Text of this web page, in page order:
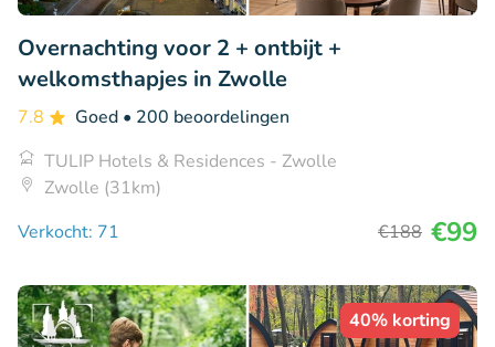
Overnachting voor 2 + ontbijt +
welkomsthapjes in Zwolle
7.8 Goed • 200 beoordelingen
TULIP Hotels & Residences - Zwolle
Zwolle (31km)
Verkocht: 71
€188 €99
40% korting